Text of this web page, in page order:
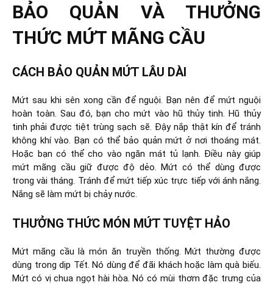
BẢO QUẢN VÀ THƯỞNG
THỨC MỨT MÃNG CẦU
CÁCH BẢO QUẢN MỨT LÂU DÀI
Mứt sau khi sên xong cần để nguội. Bạn nên để mứt nguội
hoàn toàn. Sau đó, bạn cho mứt vào hũ thủy tinh. Hũ thủy
tinh phải được tiệt trùng sạch sẽ. Đậy nắp thật kín để tránh
không khí vào. Bạn có thể bảo quản mứt ở nơi thoáng mát.
Hoặc bạn có thể cho vào ngăn mát tủ lạnh. Điều này giúp
mứt mãng cầu giữ được độ dẻo. Mứt có thể dùng được
trong vài tháng. Tránh để mứt tiếp xúc trực tiếp với ánh nắng.
Nắng sẽ làm mứt bị chảy nước.
THƯỞNG THỨC MÓN MỨT TUYỆT HẢO
Mứt mãng cầu là món ăn truyền thống. Mứt thường được
dùng trong dịp Tết. Nó dùng để đãi khách hoặc làm quà biếu.
Mứt có vị chua ngọt hài hòa. Nó có mùi thơm đặc trưng của